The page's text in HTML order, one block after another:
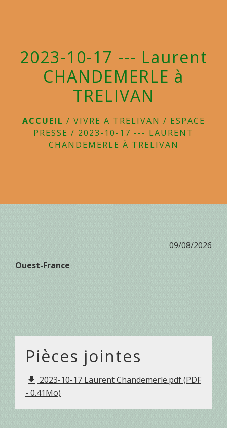
2023-10-17 --- Laurent
CHANDEMERLE à
TRELIVAN
ACCUEIL / VIVRE A TRELIVAN / ESPACE
PRESSE / 2023-10-17 --- LAURENT
CHANDEMERLE À TRELIVAN
09/08/2026
Ouest-France
Pièces jointes
file_download 2023-10-17 Laurent Chandemerle.pdf (PDF
- 0.41Mo)